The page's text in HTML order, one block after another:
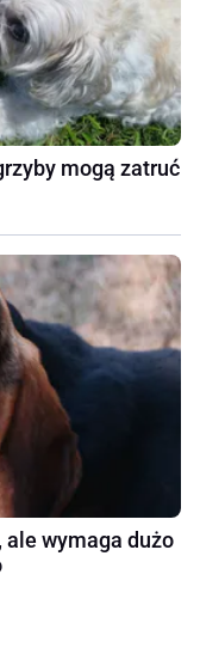
mogą zatruć
ale wymaga dużo